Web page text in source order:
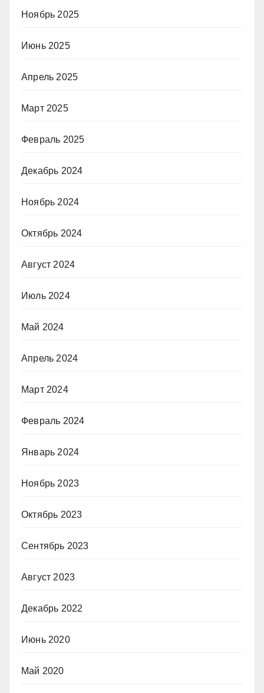
Ноябрь 2025
Июнь 2025
Апрель 2025
Март 2025
Февраль 2025
Декабрь 2024
Ноябрь 2024
Октябрь 2024
Август 2024
Июль 2024
Май 2024
Апрель 2024
Март 2024
Февраль 2024
Январь 2024
Ноябрь 2023
Октябрь 2023
Сентябрь 2023
Август 2023
Декабрь 2022
Июнь 2020
Май 2020